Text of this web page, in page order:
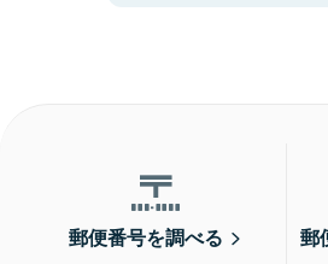
郵便番号を調べる
郵